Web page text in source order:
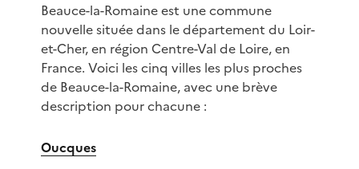
Beauce-la-Romaine est une commune
nouvelle située dans le département du Loir-
et-Cher, en région Centre-Val de Loire, en
France. Voici les cinq villes les plus proches
de Beauce-la-Romaine, avec une brève
description pour chacune :
Oucques